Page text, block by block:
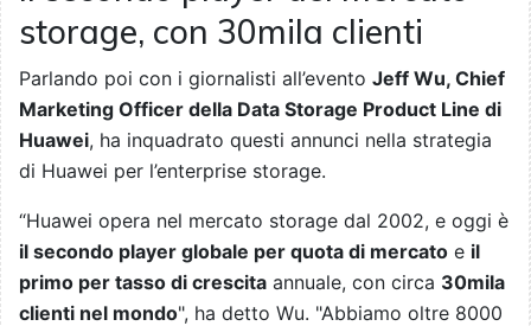
storage, con 30mila clienti
Parlando poi con i giornalisti all’evento Jeff Wu, Chief
Marketing Officer della Data Storage Product Line di
Huawei, ha inquadrato questi annunci nella strategia
di Huawei per l’enterprise storage.
“Huawei opera nel mercato storage dal 2002, e oggi è
il secondo player globale per quota di mercato e il
primo per tasso di crescita annuale, con circa 30mila
clienti nel mondo", ha detto Wu. "Abbiamo oltre 8000